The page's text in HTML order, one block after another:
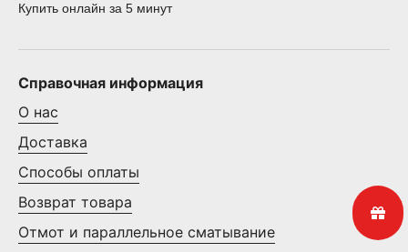
Купить онлайн за 5 минут
Справочная информация
О нас
Доставка
Способы оплаты
Возврат товара
Отмот и параллельное сматывание